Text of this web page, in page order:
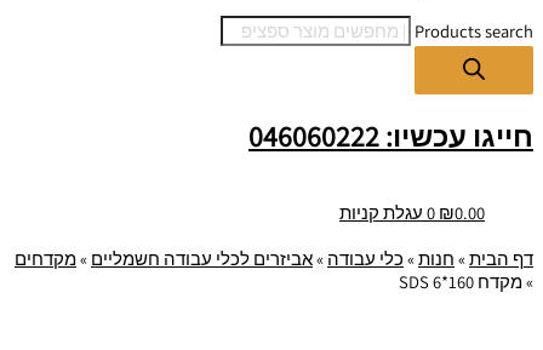
Products search
חייגו עכשיו: 046060222
₪0.00
0 עגלת קניות
דף הבית» חנות» כלי עבודה »אביזרים לכלי עבודה חשמליים »מקדחים
»מקדח SDS 6*160